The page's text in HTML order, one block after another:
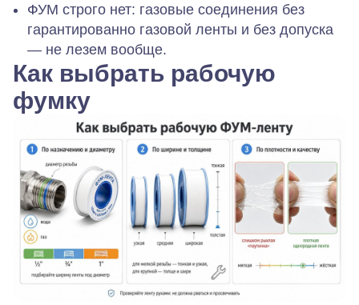
ФУМ строго нет: газовые соединения без
гарантированно газовой ленты и без допуска
— не лезем вообще.
Как выбрать рабочую
фумку